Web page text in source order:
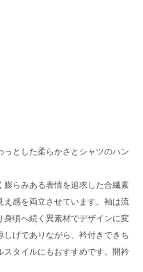
とした柔らかさとシャツのハン
らみある表情を追求した合繊素
感を両立させています。袖は流
頃へ続く異素材でデザインに変
げでありながら、衿付きできち
スタイルにもおすすめです。開衿